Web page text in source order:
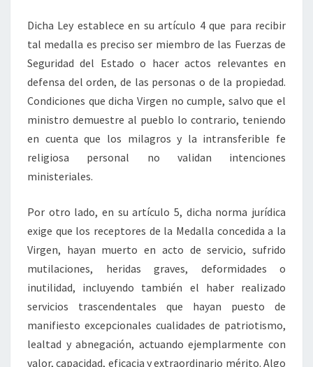
Dicha Ley establece en su artículo 4 que para recibir
tal medalla es preciso ser miembro de las Fuerzas de
Seguridad del Estado o hacer actos relevantes en
defensa del orden, de las personas o de la propiedad.
Condiciones que dicha Virgen no cumple, salvo que el
ministro demuestre al pueblo lo contrario, teniendo
en cuenta que los milagros y la intransferible fe
religiosa personal no validan intenciones
ministeriales.
Por otro lado, en su artículo 5, dicha norma jurídica
exige que los receptores de la Medalla concedida a la
Virgen, hayan muerto en acto de servicio, sufrido
mutilaciones, heridas graves, deformidades o
inutilidad, incluyendo también el haber realizado
servicios trascendentales que hayan puesto de
manifiesto excepcionales cualidades de patriotismo,
lealtad y abnegación, actuando ejemplarmente con
valor, capacidad, eficacia y extraordinario mérito. Algo